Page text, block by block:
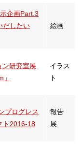
企画Part.3
だしたい
絵画
ン研究室展
イラス
ト
プログレス
ト2016-18
報告
展